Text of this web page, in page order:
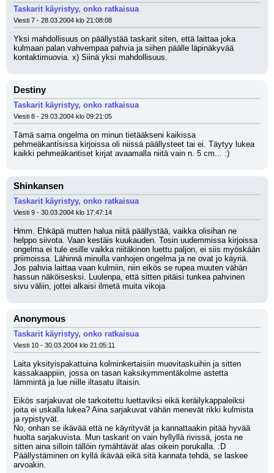
Taskarit käyristyy, onko ratkaisua
Viesti 7 - 28.03.2004 klo 21:08:08
Yksi mahdollisuus on päällystää taskarit siten, että laittaa joka
kulmaan palan vahvempaa pahvia ja siihen päälle läpinäkyvää
kontaktimuovia. x) Siinä yksi mahdollisuus.
Destiny
Taskarit käyristyy, onko ratkaisua
Viesti 8 - 29.03.2004 klo 09:21:05
Tämä sama ongelma on minun tietääkseni kaikissa
pehmeäkantisissa kirjoissa oli niissä päällysteet tai ei. Täytyy lukea
kaikki pehmeäkantiset kirjat avaamalla niitä vain n. 5 cm... :)
Shinkansen
Taskarit käyristyy, onko ratkaisua
Viesti 9 - 30.03.2004 klo 17:47:14
Hmm. Ehkäpä mutten halua niitä päällystää, vaikka olisihan ne
helppo siivota. Vaan kestäis kuukauden. Tosin uudemmissa kirjoissa
ongelma ei tule esille vaikka niitäkinon luettu paljon, ei siis myöskään
priimoissa. Lähinnä minulla vanhojen ongelma ja ne ovat jo käyriä.
Jos pahvia laittaa vaan kulmiin, niin eikös se rupea muuten vähän
hassun näköisesksi. Luulenpa, että sitten pitäisi tunkea pahvinen
sivu väliin, jottei alkaisi ilmetä muita vikoja
Anonymous
Taskarit käyristyy, onko ratkaisua
Viesti 10 - 30.03.2004 klo 21:05:11
Laita yksityispakattuina kolminkertaisiin muovitaskuihin ja sitten
kassakaappiin, jossa on tasan kaksikymmentäkolme astetta
lämmintä ja lue niille iltasatu iltaisin.
Eikös sarjakuvat ole tarkoitettu luettaviksi eikä keräilykappaleiksi
joita ei uskalla lukea? Aina sarjakuvat vähän menevät rikki kulmista
ja rypistyvät.
No, onhan se ikävää että ne käyrityvät ja kannattaakin pitää hyvää
huolta sarjakuvista. Mun taskarit on vain hyllyllä rivissä, josta ne
sitten aina silloin tällöin rymähtävät alas oikein porukalla. :D
Päällystäminen on kyllä ikävää eikä sitä kannata tehdä, se laskee
arvoakin.